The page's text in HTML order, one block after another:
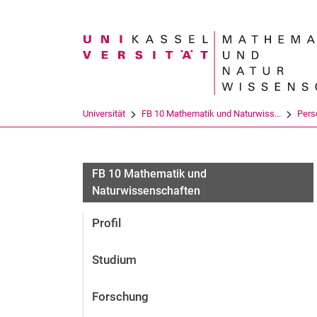
Suchbegriff
Universität FB 10 Mathematik und Naturwiss...
FB 10 Mathematik und
Naturwissenschaften
Profil
Studium
Forschung